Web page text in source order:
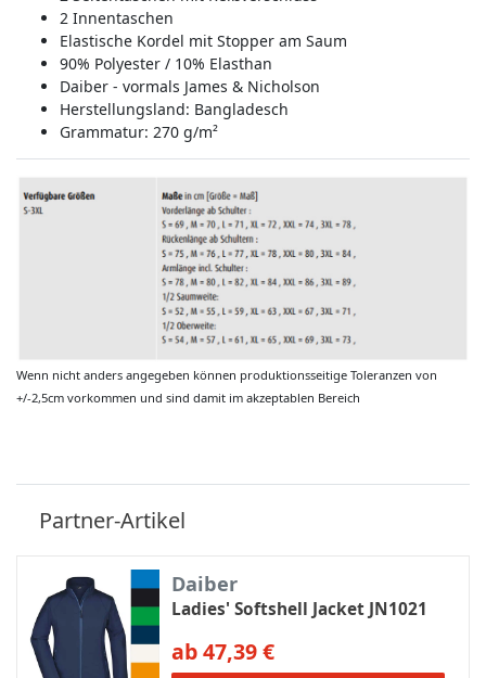
2 Innentaschen
Elastische Kordel mit Stopper am Saum
90% Polyester / 10% Elasthan
Daiber - vormals James & Nicholson
Herstellungsland: Bangladesch
Grammatur: 270 g/m²
Wenn nicht anders angegeben können produktionsseitige Toleranzen von
+/-2,5cm vorkommen und sind damit im akzeptablen Bereich
Partner-Artikel
Daiber
Ladies' Softshell Jacket JN1021
ab 47,39 €